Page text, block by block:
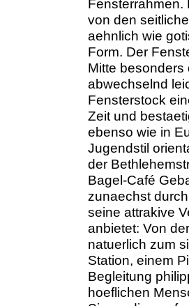
Fensterrahmen.
von den
aehnlich wie
Form. Der
Mitte
abwechselnd
Fensterstock
Zeit und
ebenso wie in
Jugendstil
der
Bagel-Café
zunaechst
seine attrakive
anbietet: Von
natuerlich zum
Station, einem
Begleitung
hoeflichen